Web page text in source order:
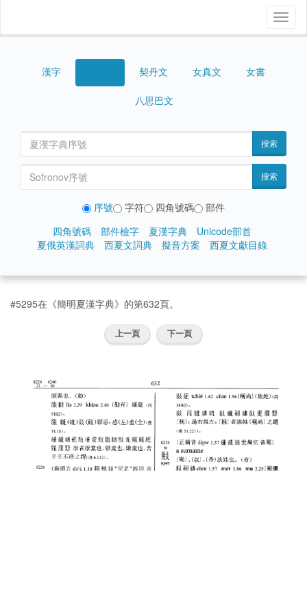
漢字 契丹文 女真文 女書
八思巴文
搜索
搜索
序號 字符 四角號碼
部件
四角號碼
部件檢字 夏漢字典
Unicode部首
夏俄英漢詞典
西夏文詞典 擬音方案 西夏文獻目錄
#5295在《簡明夏漢字典》的第632頁。
上一頁 下一頁